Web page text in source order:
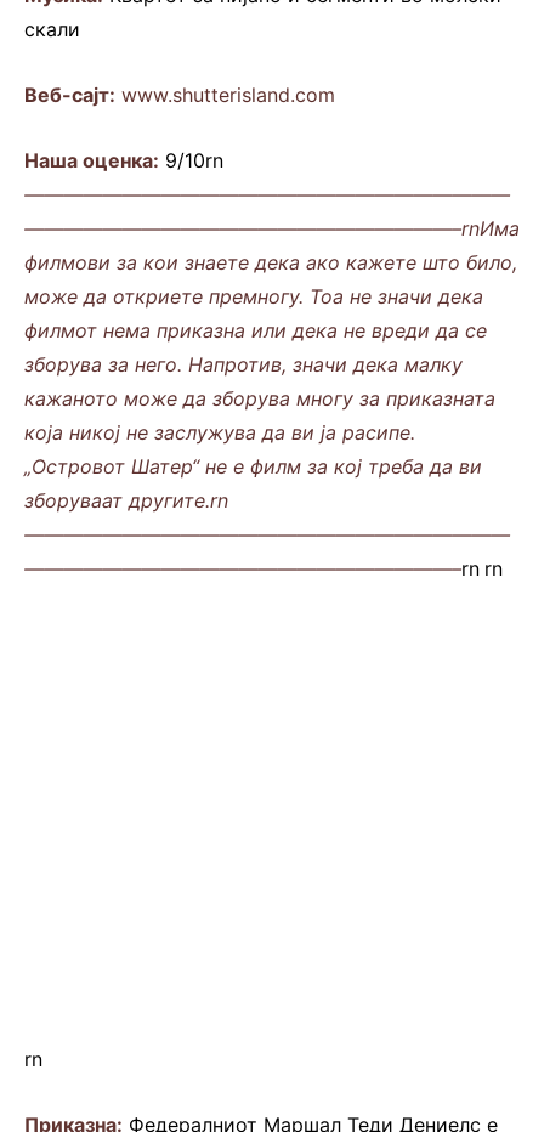
скали
Веб-сајт: www.shutterisland.com
Наша оценка: 9/10rn
—————————————————————————
——————————————————————–rnИма
филмови за кои знаете дека ако кажете што било,
може да откриете премногу. Тоа не значи дека
филмот нема приказна или дека не вреди да се
зборува за него. Напротив, значи дека малку
кажаното може да зборува многу за приказната
која никој не заслужува да ви ја расипе.
„Островот Шатер“ не е филм за кој треба да ви
зборуваат другите.rn
—————————————————————————
——————————————————————–rn rn
rn
Приказна: Федералниот Маршал Теди Дениелс е